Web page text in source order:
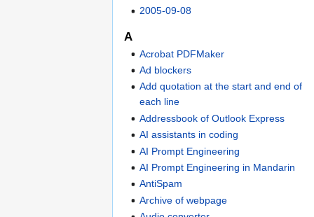
2005-09-08
A
Acrobat PDFMaker
Ad blockers
Add quotation at the start and end of
each line
Addressbook of Outlook Express
AI assistants in coding
AI Prompt Engineering
AI Prompt Engineering in Mandarin
AntiSpam
Archive of webpage